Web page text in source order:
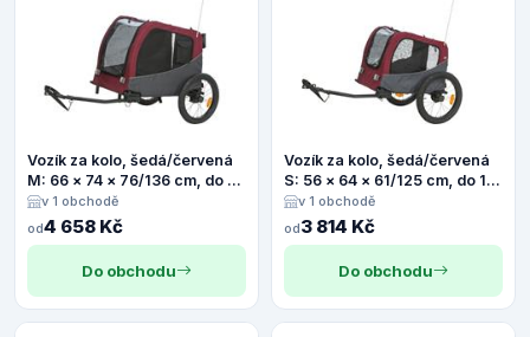
Vozík za kolo, šedá/červená
M: 66 × 74 × 76/136 cm, do 22
kgv 1 obchodě
od4 658 Kč
Do obchodu
Vozík za kolo, šedá/červená
S: 56 × 64 × 61/125 cm, do 15
kg, šedá/červená
v 1 obchodě
od3 814 Kč
Do obchodu